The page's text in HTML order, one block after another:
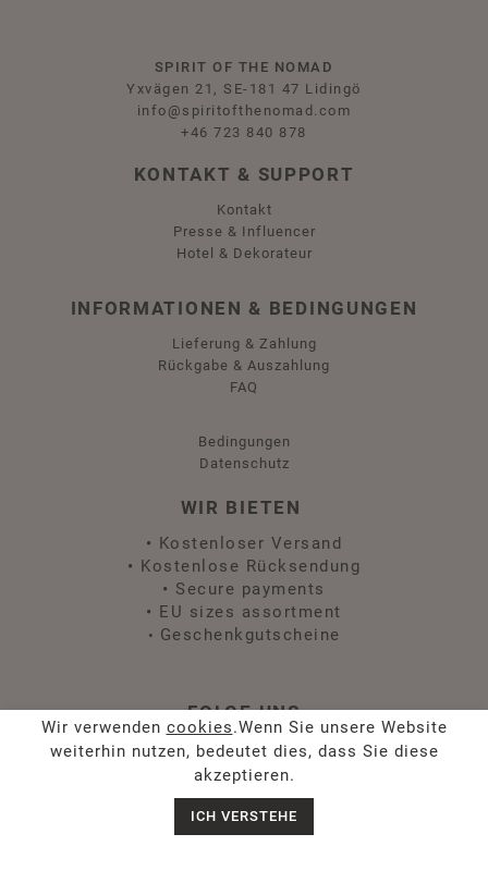
Wir verwenden cookies.Wenn Sie unsere Website
weiterhin nutzen, bedeutet dies, dass Sie diese
akzeptieren.
ICH VERSTEHE
SPIRIT OF THE NOMAD
Yxvägen 21, SE-181 47 Lidingö
info@spiritofthenomad.com
+46 723 840 878
KONTAKT & SUPPORT
Kontakt
Presse & Influencer
Hotel & Dekorateur
INFORMATIONEN & BEDINGUNGEN
Lieferung & Zahlung
Rückgabe & Auszahlung
FAQ
Bedingungen
Datenschutz
WIR BIETEN
• Kostenloser Versand
• Kostenlose Rücksendung
• Secure payments
• EU sizes assortment
• Geschenkgutscheine
FOLGE UNS